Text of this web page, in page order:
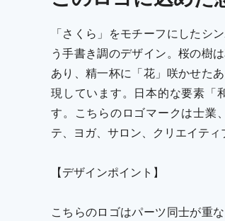
「さくら」をモチーフにしたシ
う手書き調のデザイン。桜の樹
あり、精一杯に「花」咲かせた
現しています。日本的な要素「
す。こちらのロゴマークは士業
テ、ヨガ、サロン、クリエイティ
【デザインポイント】
こちらのロゴはパーツ同士が重